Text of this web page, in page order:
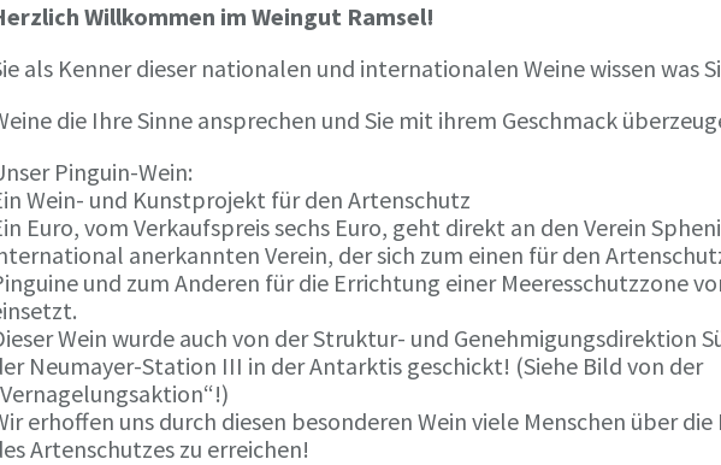
Willkommen im Weingut Ramsel!
als Kenner dieser nationalen und internationalen Weine wissen was
die Ihre Sinne ansprechen und Sie mit ihrem Geschmack
Pinguin-Wein:
Wein- und Kunstprojekt für den Artenschutz
Euro, vom Verkaufspreis sechs Euro, geht direkt an den Verein
anerkannten Verein, der sich zum einen für den
und zum Anderen für die Errichtung einer Meeresschutzzone
Wein wurde auch von der Struktur- und Genehmigungsdirektion
Neumayer-Station III in der Antarktis geschickt! (Siehe Bild von der
erhoffen uns durch diesen besonderen Wein viele Menschen über
Artenschutzes zu erreichen!